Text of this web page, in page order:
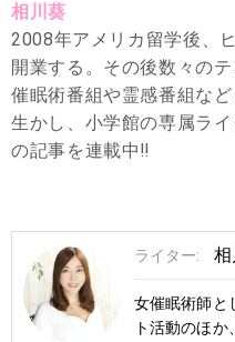
相川葵
2008年アメリカ留学後、
開業する。その後数々の
催眠術番組や霊感番組な
生かし、小学館の専属ラ
の記事を連載中‼︎
ライター:
女催眠術師と
ト活動のほ